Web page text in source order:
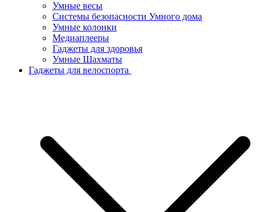
Умные весы
Системы безопасности Умного дома
Умные колонки
Медиаплееры
Гаджеты для здоровья
Умные Шахматы
Гаджеты для велоспорта